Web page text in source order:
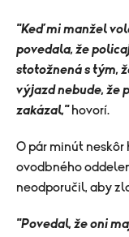
"Keď mi manžel
povedala, že
stotožnená s tým,
výjazd nebude, že
zakázal," hovorí.
O pár minút
ovodbného
neodporučil, aby
"Povedal, že oni